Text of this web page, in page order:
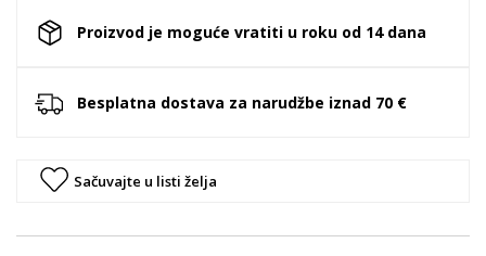
Proizvod je moguće vratiti u roku od 14 dana
Besplatna dostava za narudžbe iznad 70 €
Sačuvajte u listi želja